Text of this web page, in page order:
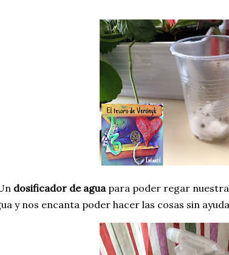
dosificador de agua para poder regar
y nos encanta poder hacer las cosas sin